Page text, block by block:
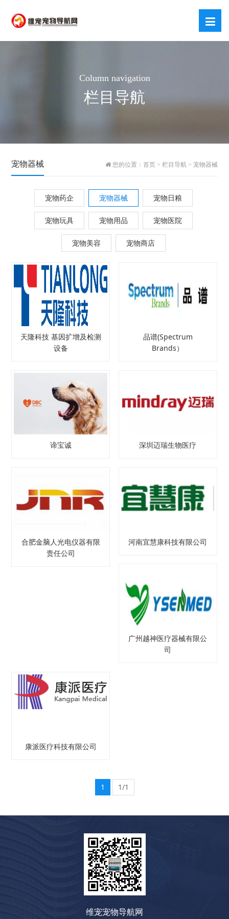
Column navigation
栏目导航
宠物器械 您的位置： 首页> 栏目导航 > 宠物器械
宠物药企 宠物器械 宠物日粮
宠物玩具 宠物用品 宠物医院
宠物美容 宠物商店
天隆科技 基因扩增及检测
设备
品谱(Spectrum
Brands）
谛宝诚 深圳迈瑞生物医疗
合肥金脑人光电仪器有限
责任公司
河南宜慧康科技有限公司
广州越神医疗器械有限公
司
康派医疗科技有限公司
1 1/1
维宠宠物导航网